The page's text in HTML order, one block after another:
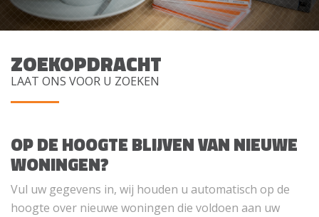
ZOEKOPDRACHT
LAAT ONS VOOR U ZOEKEN
OP DE HOOGTE BLIJVEN VAN NIEUWE
WONINGEN?
Vul uw gegevens in, wij houden u automatisch op de
hoogte over nieuwe woningen die voldoen aan uw